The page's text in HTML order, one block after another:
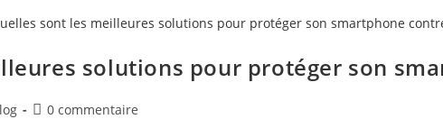
solutions pour protéger son
0 commentaire